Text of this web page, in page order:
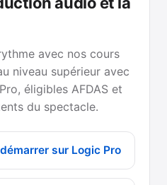
avec nos cours
niveau supérieur avec
éligibles AFDAS et
du spectacle.
sur Logic Pro